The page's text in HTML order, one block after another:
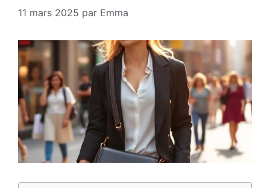
11 mars 2025 par Emma